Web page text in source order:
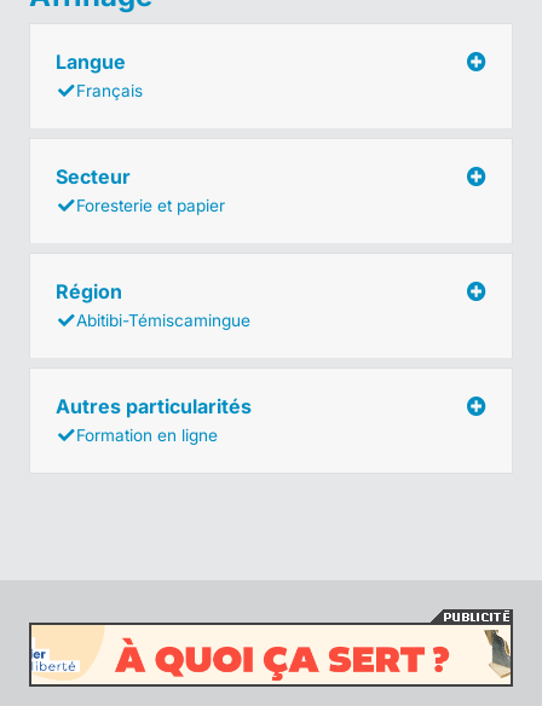
Langue
Français
Secteur
Foresterie et papier
Région
Abitibi-Témiscamingue
Autres particularités
Formation en ligne